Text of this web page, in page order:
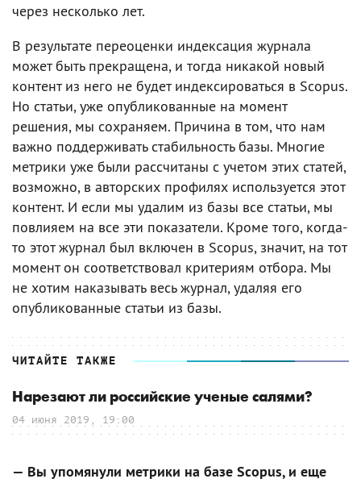
через несколько лет.
В результате переоценки индексация журнала
может быть прекращена, и тогда никакой новый
контент из него не будет индексироваться в Scopus.
Но статьи, уже опубликованные на момент
решения, мы сохраняем. Причина в том, что нам
важно поддерживать стабильность базы. Многие
метрики уже были рассчитаны с учетом этих статей,
возможно, в авторских профилях используется этот
контент. И если мы удалим из базы все статьи, мы
повлияем на все эти показатели. Кроме того, когда-
то этот журнал был включен в Scopus, значит, на тот
момент он соответствовал критериям отбора. Мы
не хотим наказывать весь журнал, удаляя его
опубликованные статьи из базы.
ЧИТАЙТЕ ТАКЖЕ
Нарезают ли российские ученые салями?
04 июня 2019, 19:00
— Вы упомянули метрики на базе Scopus, и еще